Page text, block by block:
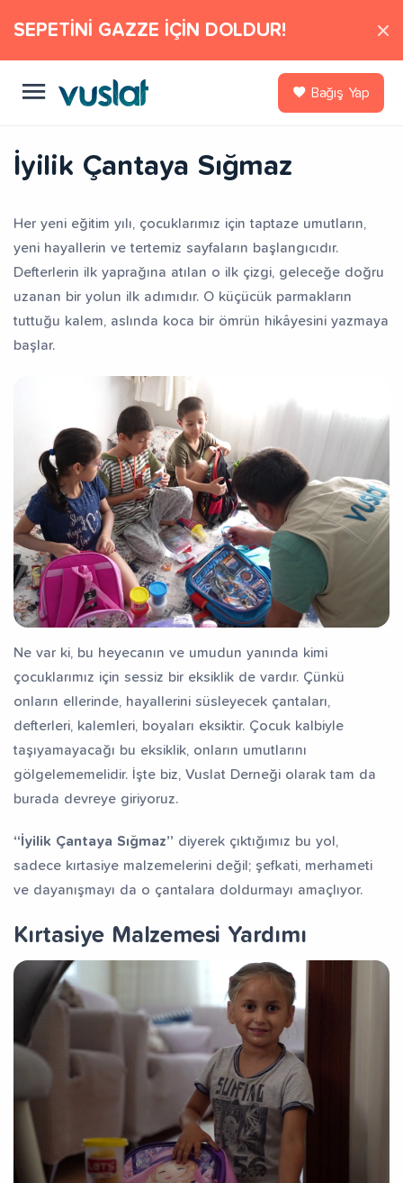
SEPETİNİ GAZZE İÇİN DOLDUR!
Bağış Yap
Yetiştiriyorum Dev Külliye Projesi
İyilik Çantaya Sığmaz
Her yeni eğitim yılı, çocuklarımız için taptaze umutların,
yeni hayallerin ve tertemiz sayfaların başlangıcıdır.
Defterlerin ilk yaprağına atılan o ilk çizgi, geleceğe doğru
uzanan bir yolun ilk adımıdır. O küçücük parmakların
tuttuğu kalem, aslında koca bir ömrün hikâyesini yazmaya
başlar.
Ne var ki, bu heyecanın ve umudun yanında kimi
çocuklarımız için sessiz bir eksiklik de vardır. Çünkü
onların ellerinde, hayallerini süsleyecek çantaları,
defterleri, kalemleri, boyaları eksiktir. Çocuk kalbiyle
taşıyamayacağı bu eksiklik, onların umutlarını
gölgelememelidir. İşte biz, Vuslat Derneği olarak tam da
burada devreye giriyoruz.
“İyilik Çantaya Sığmaz” diyerek çıktığımız bu yol,
sadece kırtasiye malzemelerini değil; şefkati, merhameti
ve dayanışmayı da o çantalara doldurmayı amaçlıyor.
Kırtasiye Malzemesi Yardımı